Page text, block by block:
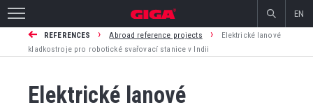
EN
REFERENCES › Abroad reference projects ›
Elektrické lanové
kladkostroje pro robotické svařovací stanice v Indii
Elektrické lanové